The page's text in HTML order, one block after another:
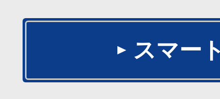
スマー